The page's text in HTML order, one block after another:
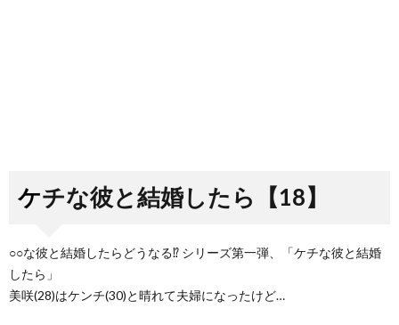
ケチな彼と結婚したら【18】
○○な彼と結婚したらどうなる⁉️ シリーズ第一弾、「ケチな彼と結婚
したら」
美咲(28)はケンチ(30)と晴れて夫婦になったけど…